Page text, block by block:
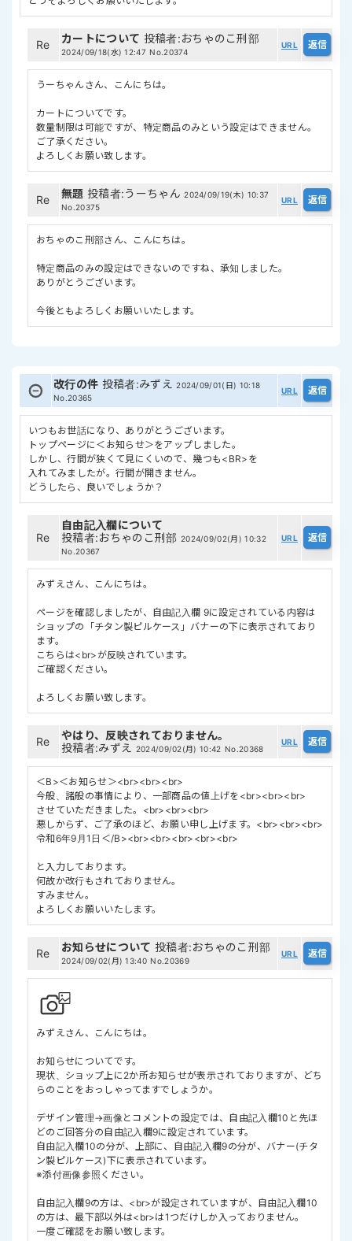
Re カートについて 投稿者:おちゃのこ刑部
2024/09/18(水) 12:47 No.20374
URL
うーちゃんさん、こんにちは。
カートについてです。
数量制限は可能ですが、特定商品のみという設定はできません。
ご了承ください。
よろしくお願い致します。
Re 無題 投稿者:うーちゃん 2024/09/19(木) 10:37
No.20375
URL
おちゃのこ刑部さん、こんにちは。
特定商品のみの設定はできないのですね、承知しました。
ありがとうございます。
今後ともよろしくお願いいたします。
改行の件 投稿者:みずえ 2024/09/01(日) 10:18
No.20365
URL
いつもお世話になり、ありがとうございます。
トップページに＜お知らせ＞をアップしました。
しかし、行間が狭くて見にくいので、幾つも<BR>を
入れてみましたが。行間が開きません。
どうしたら、良いでしょうか？
Re
自由記入欄について
投稿者:おちゃのこ刑部 2024/09/02(月) 10:32
No.20367
URL
みずえさん、こんにちは。
ページを確認しましたが、自由記入欄 9に設定されている内容は
ショップの「チタン製ピルケース」バナーの下に表示されており
ます。
こちらは<br>が反映されています。
ご確認ください。
よろしくお願い致します。
Re
やはり、反映されておりません。
投稿者:みずえ 2024/09/02(月) 10:42 No.20368
URL
＜B>＜お知らせ＞<br><br><br>
今般、諸般の事情により、一部商品の値上げを<br><br><br>
させていただきました。<br><br><br>
悪しからず、ご了承のほど、お願い申し上げます。<br><br><br>
令和6年9月1日＜/B><br><br><br><br><br>
と入力しております。
何故か改行もされておりません。
すみません。
よろしくお願いいたします。
Re お知らせについて 投稿者:おちゃのこ刑部
2024/09/02(月) 13:40 No.20369
URL
みずえさん、こんにちは。
お知らせについてです。
現状、ショップ上に2か所お知らせが表示されておりますが、どち
らのことをおっしゃってますでしょうか。
デザイン管理→画像とコメントの設定では、自由記入欄10と先ほ
どのご回答分の自由記入欄9に設定されています。
自由記入欄10の分が、上部に、自由記入欄9の分が、バナー(チタ
ン製ピルケース)下に表示されています。
※添付画像参照ください。
自由記入欄9の方は、<br>が設定されていますが、自由記入欄10
の方は、最下部以外は<br>は1つだけしか入っておりません。
一度ご確認をお願い致します。